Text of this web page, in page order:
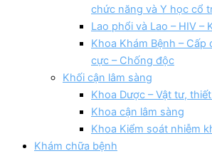
chức năng và Y học cổ
Lao phổi và Lao – HIV –
Khoa Khám Bệnh – Cấp
cực – Chống độc
Khối cận lâm sàng
Khoa Dược – Vật tư,
Khoa cận lâm sàng
Khoa Kiểm soát nhiễm
Khám chữa bệnh